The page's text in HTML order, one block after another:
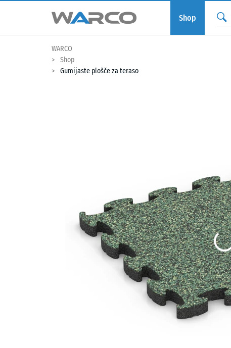
Shop
WARCO
Shop
Gumijaste plošče za teraso